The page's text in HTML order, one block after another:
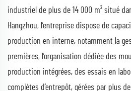
industriel de plus de 14 000 m² situé
Hangzhou, l’entreprise dispose de
production en interne, notamment la
premières, l’organisation dédiée des
production intégrées, des essais en
complètes d’entrepôt, gérées par plus